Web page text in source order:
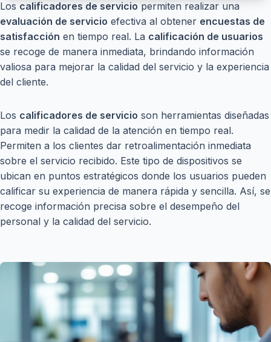
Los calificadores de servicio permiten realizar una
evaluación de servicio efectiva al obtener encuestas de
satisfacción en tiempo real. La calificación de usuarios
se recoge de manera inmediata, brindando información
valiosa para mejorar la calidad del servicio y la experiencia
del cliente.
Los calificadores de servicio son herramientas diseñadas
para medir la calidad de la atención en tiempo real.
Permiten a los clientes dar retroalimentación inmediata
sobre el servicio recibido. Este tipo de dispositivos se
ubican en puntos estratégicos donde los usuarios pueden
calificar su experiencia de manera rápida y sencilla. Así, se
recoge información precisa sobre el desempeño del
personal y la calidad del servicio.